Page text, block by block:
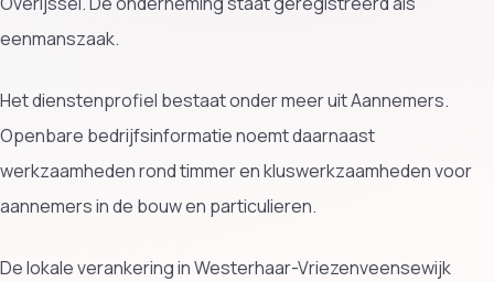
eenmanszaak.
Het dienstenprofiel bestaat onder meer uit Aannemers.
Openbare bedrijfsinformatie noemt daarnaast
werkzaamheden rond timmer en kluswerkzaamheden voor
aannemers in de bouw en particulieren.
De lokale verankering in Westerhaar-Vriezenveensewijk